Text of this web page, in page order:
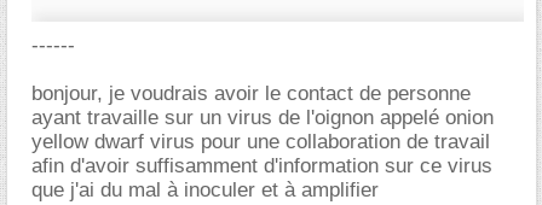
------
bonjour, je voudrais avoir le contact de personne
ayant travaille sur un virus de l'oignon appelé onion
yellow dwarf virus pour une collaboration de travail
afin d'avoir suffisamment d'information sur ce virus
que j'ai du mal à inoculer et à amplifier